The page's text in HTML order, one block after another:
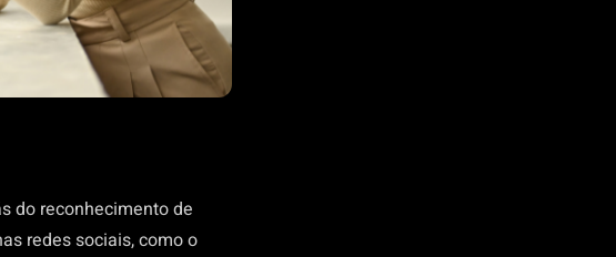
do reconhecimento de
redes sociais, como o